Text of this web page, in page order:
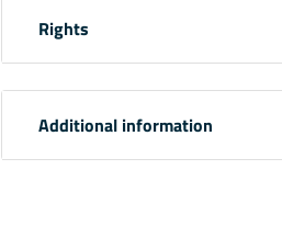
Rights
Additional information